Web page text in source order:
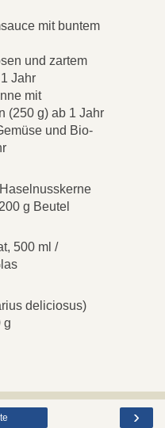
mit buntem
und zartem
Jahr
mit
(250 g) ab 1 Jahr
und Bio-
g Beutel
500 ml /
deliciosus)
g
›